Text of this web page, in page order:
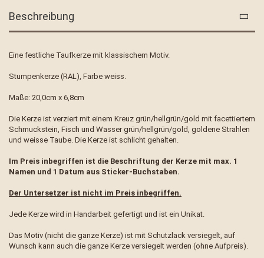
Beschreibung
Eine festliche Taufkerze mit klassischem Motiv.
Stumpenkerze (RAL), Farbe weiss.
Maße: 20,0cm x 6,8cm
Die Kerze ist verziert mit einem Kreuz grün/hellgrün/gold mit facettiertem
Schmuckstein, Fisch und Wasser grün/hellgrün/gold, goldene Strahlen
und weisse Taube. Die Kerze ist schlicht gehalten.
Im Preis inbegriffen ist die Beschriftung der Kerze mit max. 1
Namen und 1 Datum aus Sticker-Buchstaben.
Der Untersetzer ist nicht im Preis inbegriffen.
Jede Kerze wird in Handarbeit gefertigt und ist ein Unikat.
Das Motiv (nicht die ganze Kerze) ist mit Schutzlack versiegelt, auf
Wunsch kann auch die ganze Kerze versiegelt werden (ohne Aufpreis).